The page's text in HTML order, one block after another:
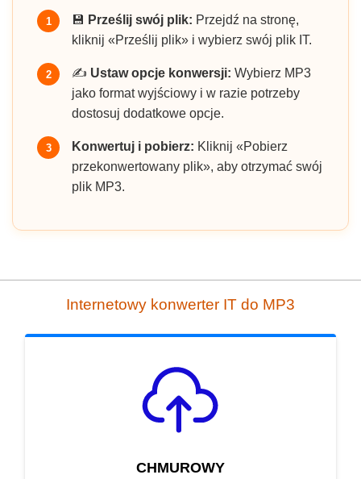
1 💾 Prześlij swój plik: Przejdź na stronę,
kliknij «Prześlij plik» i wybierz swój plik IT.
2 ✍️ Ustaw opcje konwersji: Wybierz MP3
jako format wyjściowy i w razie potrzeby
dostosuj dodatkowe opcje.
3 Konwertuj i pobierz: Kliknij «Pobierz
przekonwertowany plik», aby otrzymać swój
plik MP3.
Internetowy konwerter IT do MP3
CHMUROWY